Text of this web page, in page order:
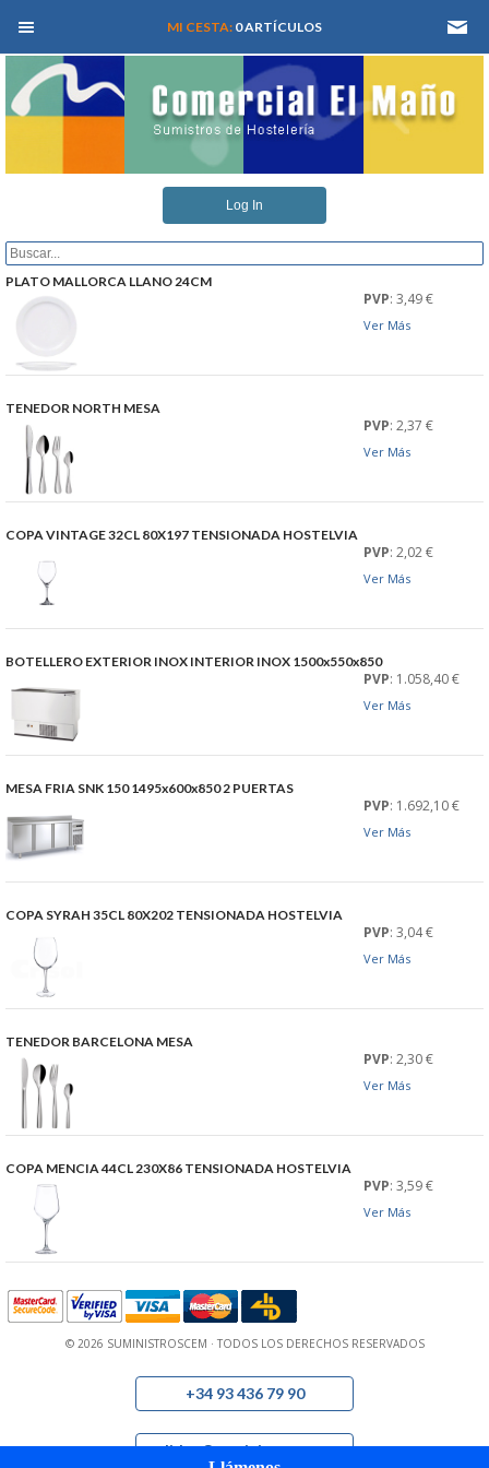
MEN� PRINCIPAL
QUIENES SOMOS
CATALOGOS
DONDE ESTAMOS
COMPLEMENTOS DE BA�O
COMPLEMENTOS DE MESA
CUBIERTOS
MAQUINARIA CALIENTE
MAQUINARIA DE
MENAJE DE COCINA
MAQUINARIA OTROS
MI CESTA: 0 ARTÍCULOS
Log In
PLATO MALLORCA LLANO 24CM
PVP: 3,49 €
Ver Más
TENEDOR NORTH MESA
PVP: 2,37 €
Ver Más
COPA VINTAGE 32CL 80X197 TENSIONADA HOSTELVIA
PVP: 2,02 €
Ver Más
BOTELLERO EXTERIOR INOX INTERIOR INOX 1500x550x850
PVP: 1.058,40 €
Ver Más
MESA FRIA SNK 150 1495x600x850 2 PUERTAS
PVP: 1.692,10 €
Ver Más
COPA SYRAH 35CL 80X202 TENSIONADA HOSTELVIA
PVP: 3,04 €
Ver Más
TENEDOR BARCELONA MESA
PVP: 2,30 €
Ver Más
COPA MENCIA 44CL 230X86 TENSIONADA HOSTELVIA
PVP: 3,59 €
Ver Más
© 2026 SUMINISTROSCEM · TODOS LOS DERECHOS RESERVADOS
+34 93 436 79 90
pedidos@suministroscem.com